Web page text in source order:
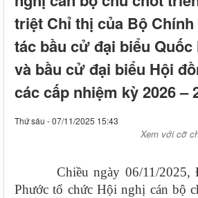
triệt Chỉ thị của Bộ
tác bầu cử đại biểu Quốc
và bầu cử đại biểu Hội
các cấp nhiệm kỳ 2026 –
Thứ sáu - 07/11/2025 15:43
Xem với cỡ
Chiều ngày 06/11/2025,
Phước tổ chức Hội nghị cán bộ